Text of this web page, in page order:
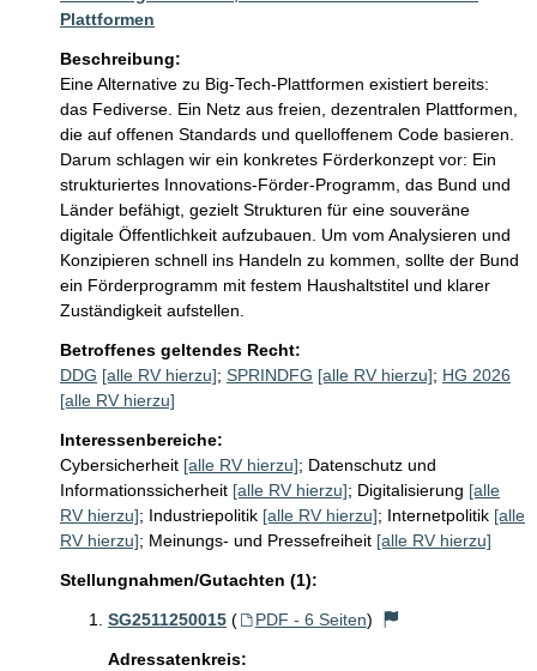
Plattformen
Beschreibung:
Eine Alternative zu Big-Tech-Plattformen existiert bereits:
das Fediverse. Ein Netz aus freien, dezentralen Plattformen,
die auf offenen Standards und quelloffenem Code basieren.
Darum schlagen wir ein konkretes Förderkonzept vor: Ein
strukturiertes Innovations-Förder-Programm, das Bund und
Länder befähigt, gezielt Strukturen für eine souveräne
digitale Öffentlichkeit aufzubauen. Um vom Analysieren und
Konzipieren schnell ins Handeln zu kommen, sollte der Bund
ein Förderprogramm mit festem Haushaltstitel und klarer
Zuständigkeit aufstellen.
Betroffenes geltendes Recht:
DDG [alle RV hierzu]; SPRINDFG [alle RV hierzu]; HG 2026
[alle RV hierzu]
Interessenbereiche:
Cybersicherheit [alle RV hierzu]; Datenschutz und
Informationssicherheit [alle RV hierzu]; Digitalisierung [alle
RV hierzu]; Industriepolitik [alle RV hierzu]; Internetpolitik [alle
RV hierzu]; Meinungs- und Pressefreiheit [alle RV hierzu]
Stellungnahmen/Gutachten (1):
SG2511250015 ( PDF - 6 Seiten)
Adressatenkreis: